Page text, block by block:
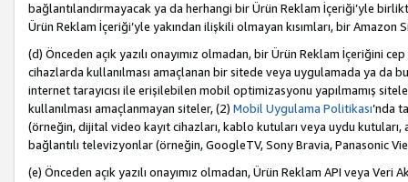
bağlantılandırmayacak ya da herhangi bir Ürün Reklam İçeriği’yle
Ürün Reklam İçeriği’yle yakından ilişkili olmayan kısımları, bir Amazon
(d) Önceden açık yazılı onayımız olmadan, bir Ürün Reklam İçeriğini
cihazlarda kullanılması amaçlanan bir sitede veya uygulamada ya da
internet tarayıcısı ile erişilebilen mobil optimizasyonu yapılmamış
kullanılması amaçlanmayan siteler, (2) Mobil Uygulama Politikası’nda
(örneğin, dijital video kayıt cihazları, kablo kutuları veya uydu kutuları,
bağlantılı televizyonlar (örneğin, GoogleTV, Sony Bravia, Panasonic
(e) Önceden açık yazılı onayımız olmadan, Ürün Reklam API veya